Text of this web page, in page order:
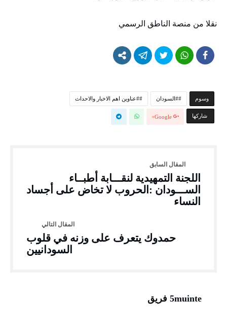
نقلا من منصة الناطق الرسمي
‫‫‫‫وسوم‬ #السودان #عناوين اهم الاخبار والاحداث
‫‫ شاركها‬ Google+
اللجنة التمهيدية لنقـــابة أطبــاء
الســـودان :الحروب لا تخاض على أجساد
النساء
حمدوك يتعرف على وزنه في قلوب
السودانيين
5muinte فريق